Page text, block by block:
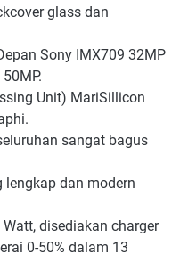
glass dan
Sony IMX709 32MP
Unit) MariSillicon
sangat bagus
dan modern
disediakan charger
0-50% dalam 13